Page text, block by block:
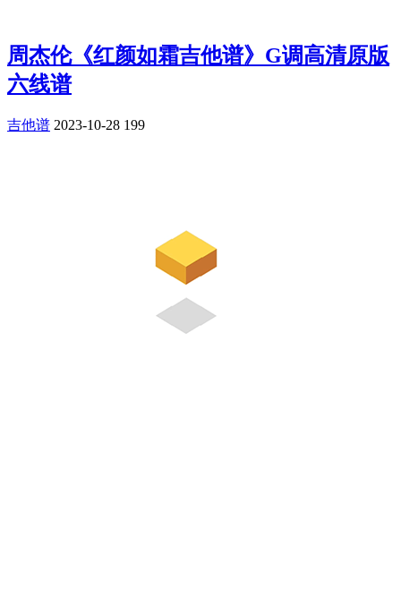
周杰伦《红颜如霜吉他谱》G调高清原版
六线谱
吉他谱 2023-10-28 199